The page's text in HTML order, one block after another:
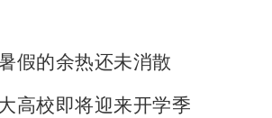
假的余热还未消散
高校即将迎来开学季